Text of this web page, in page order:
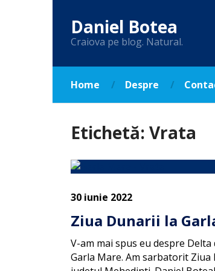
Daniel Botea
Craiova pe blog. Natural.
Home Despre
Etichetă: Vrata
30 iunie 2022
Ziua Dunarii la
V-am mai spus eu despre
Garla Mare. Am sarbatorit